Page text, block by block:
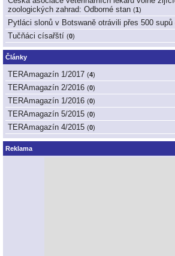
zoologických zahrad: Odborné stan (1 )
Pytláci slonů v Botswaně otrávili přes 500 supů
Tučňáci císařští (0)
Články
TERAmagazín 1/2017 (4)
TERAmagazín 2/2016 (0)
TERAmagazín 1/2016 (0)
TERAmagazín 5/2015 (0)
TERAmagazín 4/2015 (0)
Reklama